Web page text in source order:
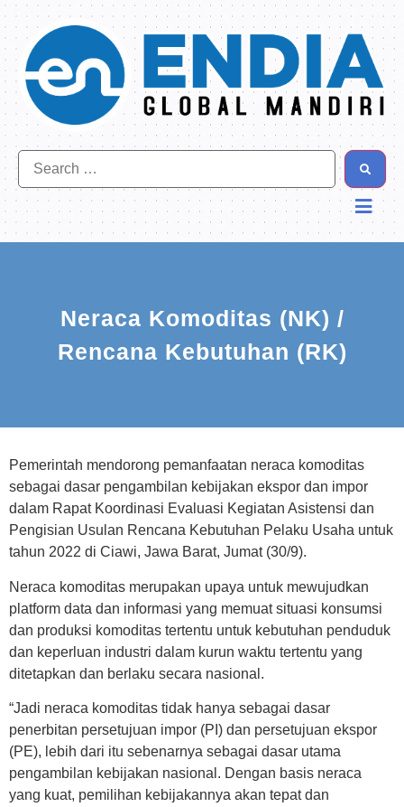
Neraca Komoditas (NK) /
Rencana Kebutuhan (RK)
Pemerintah mendorong pemanfaatan neraca komoditas
sebagai dasar pengambilan kebijakan ekspor dan impor
dalam Rapat Koordinasi Evaluasi Kegiatan Asistensi dan
Pengisian Usulan Rencana Kebutuhan Pelaku Usaha untuk
tahun 2022 di Ciawi, Jawa Barat, Jumat (30/9).
Neraca komoditas merupakan upaya untuk mewujudkan
platform data dan informasi yang memuat situasi konsumsi
dan produksi komoditas tertentu untuk kebutuhan penduduk
dan keperluan industri dalam kurun waktu tertentu yang
ditetapkan dan berlaku secara nasional.
“Jadi neraca komoditas tidak hanya sebagai dasar
penerbitan persetujuan impor (PI) dan persetujuan ekspor
(PE), lebih dari itu sebenarnya sebagai dasar utama
pengambilan kebijakan nasional. Dengan basis neraca
yang kuat, pemilihan kebijakannya akan tepat dan